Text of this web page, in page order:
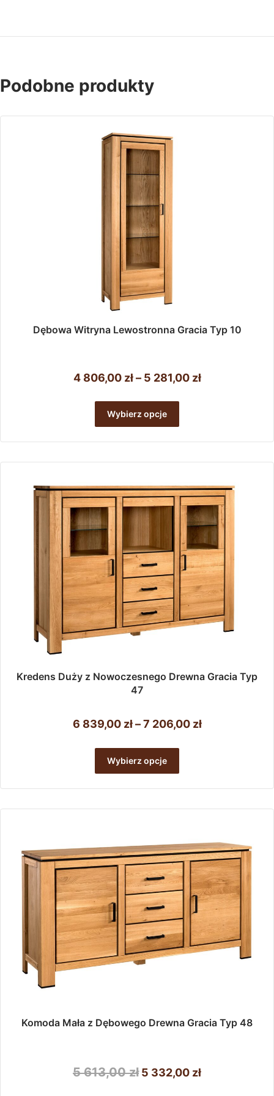
Podobne produkty
Dębowa Witryna Lewostronna Gracia Typ 10
4 806,00 zł – 5 281,00 złZakres
806,00 zł
do
281,00 zł
Wybierz opcje
ma
Opcje
wybrać
na
stronie
produktu
Kredens Duży z Nowoczesnego Drewna Gracia Typ
47
6 839,00 zł – 7 206,00 złZakres
839,00 zł
do
206,00 zł
Wybierz opcje
ma
Opcje
na
stronie
produktu
Komoda Mała z Dębowego Drewna Gracia Typ 48
5 613,00zł Pierwotna
5 332,00 złAktualna